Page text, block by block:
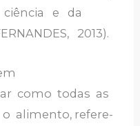
ciência e da
2013).
como todas as
alimento, refere-